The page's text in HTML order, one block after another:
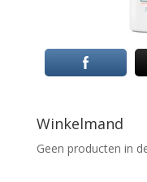
Winkelmand
Geen producten in